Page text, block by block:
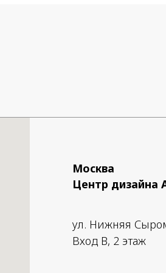
Москва
Центр дизайна
ул. Нижняя
Вход B, 2 этаж